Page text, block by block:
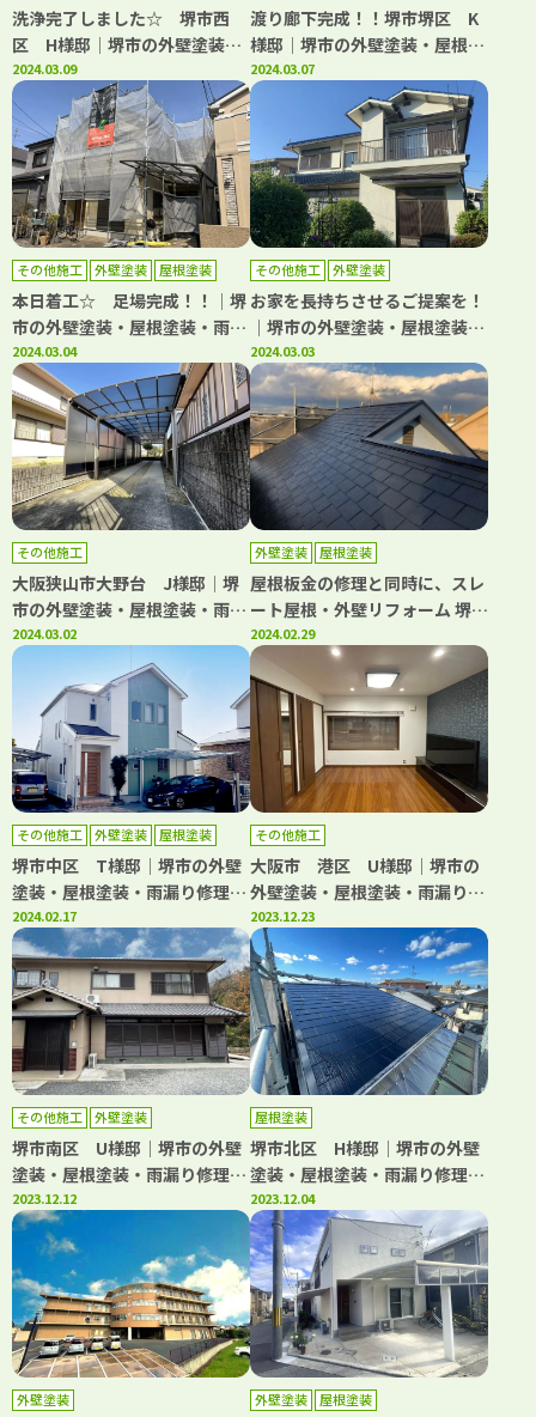
防水工事
洗浄完了しました☆ 堺市西
区 H様邸│堺市の外壁塗装・
屋根塗装・雨漏り修理専門店
千成工務店
2024.03.09
渡り廊下完成！！堺市堺区 K
様邸│堺市の外壁塗装・屋根塗
装・雨漏り修理専門店 千成工
務店
2024.03.07
その他施工 外壁塗装
屋根塗装
防水工事
本日着工☆ 足場完成！！│堺
市の外壁塗装・屋根塗装・雨漏
り修理専門店 千成工務店
2024.03.04
その他施工 外壁塗装
お家を長持ちさせるご提案を！
│堺市の外壁塗装・屋根塗装・
雨漏り専門店 千成工務店
2024.03.03
その他施工
大阪狭山市大野台 J様邸│堺
市の外壁塗装・屋根塗装・雨漏
り修理専門店 千成工務店
2024.03.02
外壁塗装 屋根塗装
屋根板金の修理と同時に、スレ
ート屋根・外壁リフォーム 堺市
M様
2024.02.29
その他施工 外壁塗装
屋根塗装
防水工事
堺市中区 T様邸│堺市の外壁
塗装・屋根塗装・雨漏り修理専
門店 千成工務店
2024.02.17
その他施工
大阪市 港区 U様邸│堺市の
外壁塗装・屋根塗装・雨漏り修
理専門店 千成工務店
2023.12.23
その他施工 外壁塗装
堺市南区 U様邸│堺市の外壁
塗装・屋根塗装・雨漏り修理専
門店 千成工務店
2023.12.12
屋根塗装
堺市北区 H様邸│堺市の外壁
塗装・屋根塗装・雨漏り修理専
門店 千成工務店
2023.12.04
外壁塗装 外壁塗装 屋根塗装